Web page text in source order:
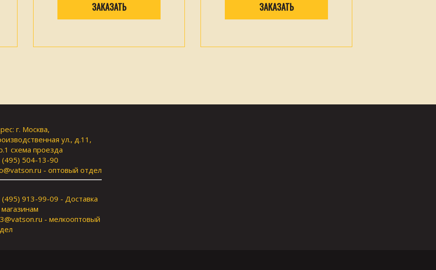
ЗАКАЗАТЬ ЗАКАЗАТЬ
г. Москва,
ул., д.11,
схема проезда
(495) 504-13-90
- оптовый отдел
(495) 913-99-09 - Доставка
- мелкооптовый